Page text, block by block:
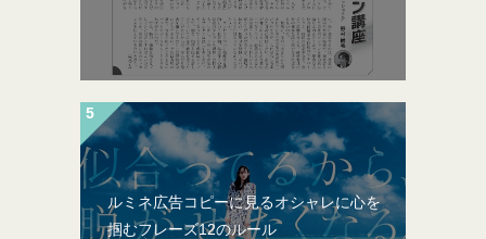
ルミネ広告コピーに見るオシャレに心を
掴むフレーズ12のルール